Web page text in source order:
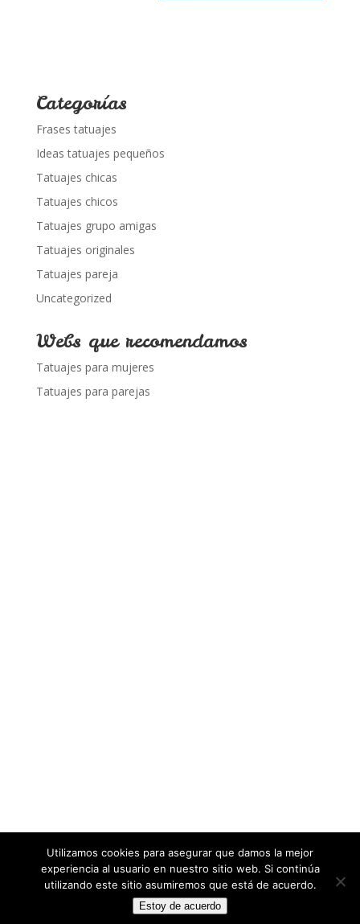
Categorías
Frases tatuajes
Ideas tatuajes pequeños
Tatuajes chicas
Tatuajes chicos
Tatuajes grupo amigas
Tatuajes originales
Tatuajes pareja
Uncategorized
Webs que recomendamos
Tatuajes para mujeres
Tatuajes para parejas
Utilizamos cookies para asegurar que damos la mejor
experiencia al usuario en nuestro sitio web. Si continúa
utilizando este sitio asumiremos que está de acuerdo.
Estoy de acuerdo